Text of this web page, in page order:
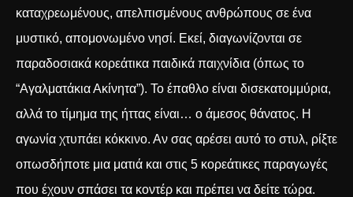
καταχρεωμένους, απελπισμένους ανθρώπους σε ένα
μυστικό, απομονωμένο νησί. Εκεί, διαγωνίζονται σε
παραδοσιακά κορεάτικα παιδικά παιχνίδια (όπως το
“Αγαλματάκια Ακίνητα”). Το έπαθλο είναι δισεκατομμύρια,
αλλά το τίμημα της ήττας είναι… ο άμεσος θάνατος. Η
αγωνία χτυπάει κόκκινο. Αν σας αρέσει αυτό το στυλ, ρίξτε
οπωσδήποτε μια ματιά και στις 5 κορεάτικες παραγωγές
που έχουν σπάσει τα κοντέρ και πρέπει να δείτε τώρα